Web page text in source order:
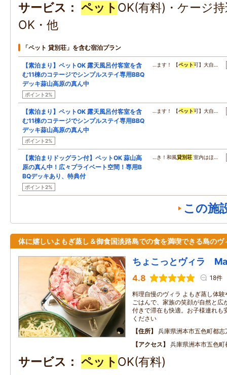
サービス ペット OK(有料)・ケージ
OK・他
「ペット 貸別荘」を含む宿泊プラン
【素泊まり】ペットOK 露天風呂付客室を含
む11棟のコテージでシンプルステイ専用BBQ
デッキ蒜山高原の真ん中
ポイント2%
…ます！ 【ペット可】大自…
【素泊まり】ペットOK 露天風呂付客室を含
む11棟のコテージでシンプルステイ専用BBQ
デッキ蒜山高原の真ん中
ポイント2%
…ます！ 【ペット可】大自…
【素泊まりドッグラン付】ペットOK 蒜山高
原の真ん中！広々プライベート空間！専用B
BQデッキあり、特典付
ポイント2%
…き！和風貸別荘 室内はほ…
この施
体に嬉しいよもぎ蒸し＆御食国淡路島での食を満喫できる島のヴ
ちょこっとヴィラ
4.8 18件
料理自慢のヴィラ よもぎ蒸し体
ごはんで、家族の笑顔が自然と広
付きで滞在も快適。お子様連れも
ください
住所
兵庫県洲本市五色町都志
アクセス
兵庫県洲本市五色
サービス ペット OK(有料)